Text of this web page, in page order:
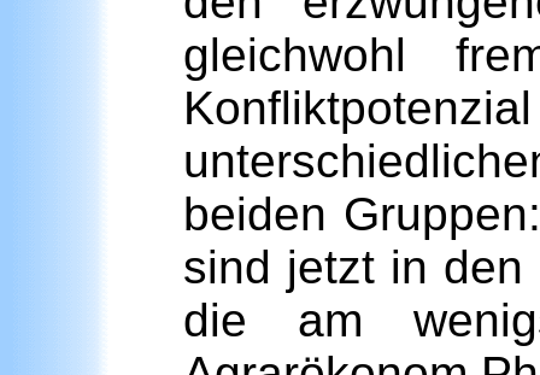
gleichwohl
beiden
sind jetzt in den
die am